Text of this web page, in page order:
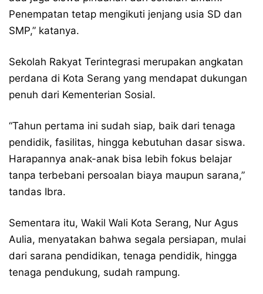
Penempatan tetap mengikuti jenjang usia SD dan
SMP,” katanya.
Sekolah Rakyat Terintegrasi merupakan angkatan
perdana di Kota Serang yang mendapat dukungan
penuh dari Kementerian Sosial.
“Tahun pertama ini sudah siap, baik dari tenaga
pendidik, fasilitas, hingga kebutuhan dasar siswa.
Harapannya anak-anak bisa lebih fokus belajar
tanpa terbebani persoalan biaya maupun sarana,”
tandas Ibra.
Sementara itu, Wakil Wali Kota Serang, Nur Agus
Aulia, menyatakan bahwa segala persiapan, mulai
dari sarana pendidikan, tenaga pendidik, hingga
tenaga pendukung, sudah rampung.